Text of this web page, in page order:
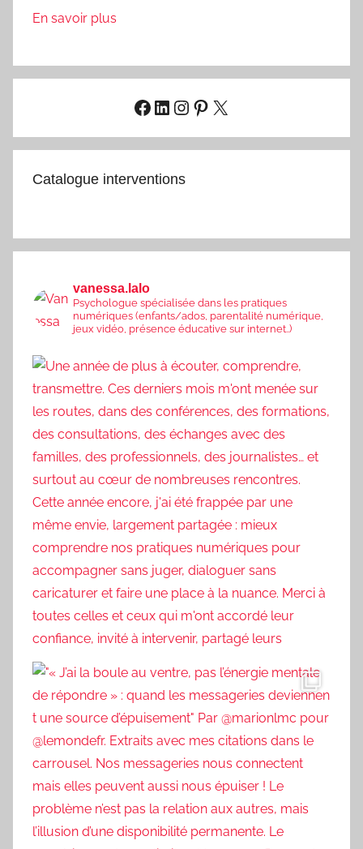
En savoir plus
Facebook
LinkedIn
Instagram
Pinterest
X
Catalogue interventions
vanessa.lalo
Psychologue spécialisée dans les pratiques
numériques (enfants/ados, parentalité numérique,
jeux vidéo, présence éducative sur internet..)